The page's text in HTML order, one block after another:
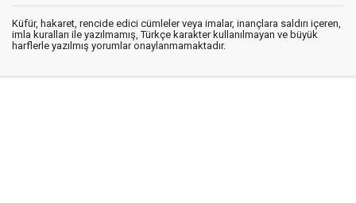
Küfür, hakaret, rencide edici cümleler veya imalar, inançlara saldırı içeren,
imla kuralları ile yazılmamış, Türkçe karakter kullanılmayan ve büyük
harflerle yazılmış yorumlar onaylanmamaktadır.